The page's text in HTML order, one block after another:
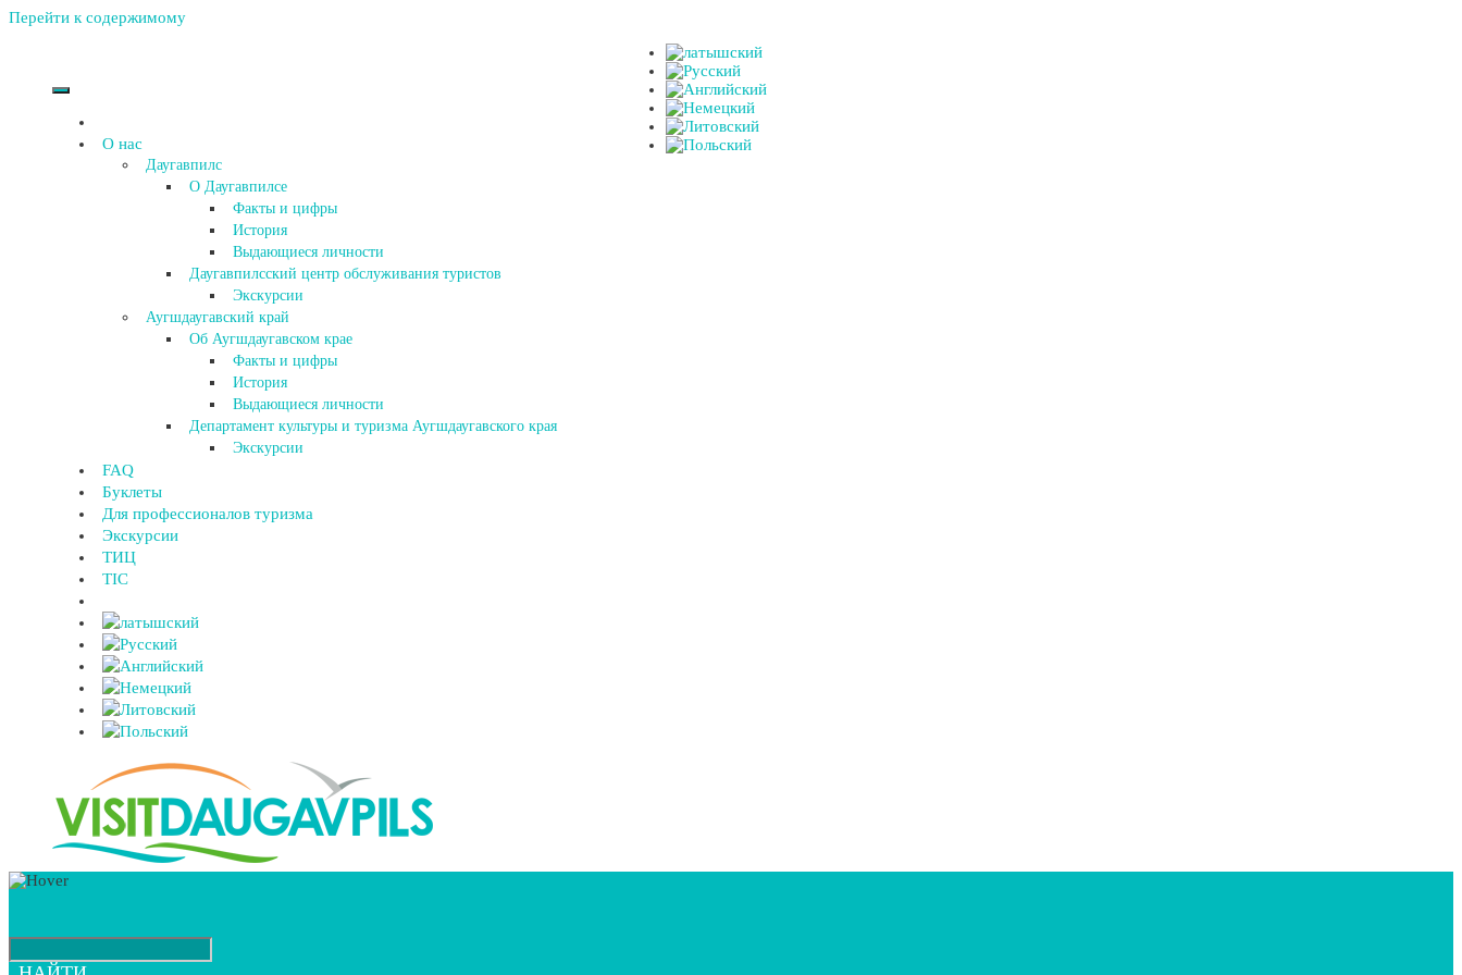
Перейти к содержимому
О нас
Даугавпилс
О Даугавпилсе
Факты и цифры
История
Выдающиеся личности
Даугавпилсский центр обслуживания туристов
Экскурсии
Аугшдаугавский край
Об Аугшдаугавском крае
Факты и цифры
История
Выдающиеся личности
Департамент культуры и туризма Аугшдаугавского края
Экскурсии
FAQ
Буклеты
Для профессионалов туризма
Экскурсии
ТИЦ
TIC